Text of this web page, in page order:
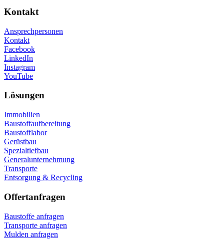
Kontakt
Ansprechpersonen
Kontakt
Facebook
LinkedIn
Instagram
YouTube
Lösungen
Immobilien
Baustoffaufbereitung
Baustofflabor
Gerüstbau
Spezialtiefbau
Generalunternehmung
Transporte
Entsorgung & Recycling
Offertanfragen
Baustoffe anfragen
Transporte anfragen
Mulden anfragen